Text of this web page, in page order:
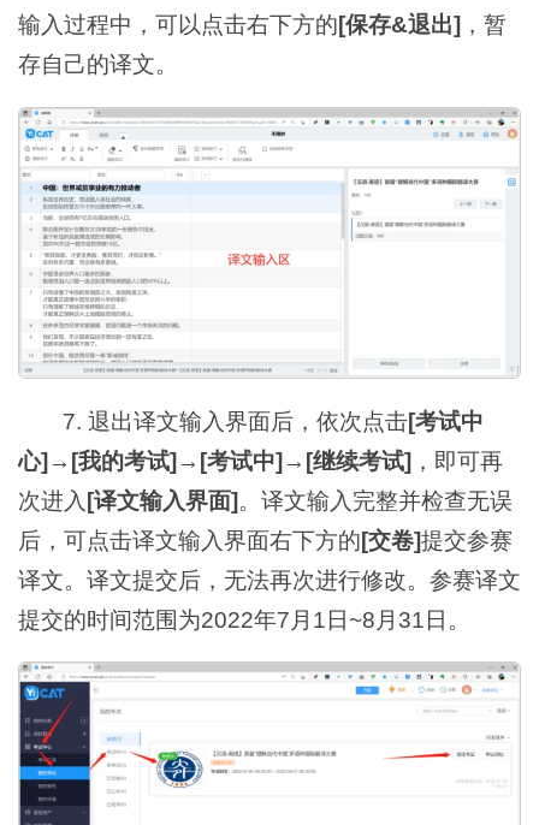
输入过程中，可以点击右下方的[保存&退出] ，暂
存自己的译文。
7. 退出译文输入界面后，依次点击[考试中
心]→ [我的考试]→ [考试中]→ [继续考试] ，即可再
次进入 [译文输入界面]。译文输入完整并检查无误
后，可点击译文输入界面右下方的[交卷]提交参赛
译文。译文提交后，无法再次进行修改。参赛译文
提交的时间范围为2022年7月1日~8月31日。